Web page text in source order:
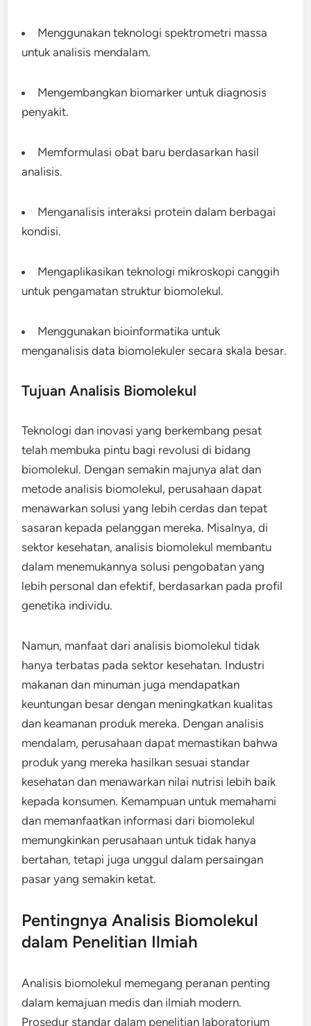
Menggunakan teknologi spektrometri massa
untuk analisis mendalam.
Mengembangkan biomarker untuk diagnosis
penyakit.
Memformulasi obat baru berdasarkan hasil
analisis.
Menganalisis interaksi protein dalam berbagai
kondisi.
Mengaplikasikan teknologi mikroskopi canggih
untuk pengamatan struktur biomolekul.
Menggunakan bioinformatika untuk
menganalisis data biomolekuler secara skala besar.
Tujuan Analisis Biomolekul
Teknologi dan inovasi yang berkembang pesat
telah membuka pintu bagi revolusi di bidang
biomolekul. Dengan semakin majunya alat dan
metode analisis biomolekul, perusahaan dapat
menawarkan solusi yang lebih cerdas dan tepat
sasaran kepada pelanggan mereka. Misalnya, di
sektor kesehatan, analisis biomolekul membantu
dalam menemukannya solusi pengobatan yang
lebih personal dan efektif, berdasarkan pada profil
genetika individu.
Namun, manfaat dari analisis biomolekul tidak
hanya terbatas pada sektor kesehatan. Industri
makanan dan minuman juga mendapatkan
keuntungan besar dengan meningkatkan kualitas
dan keamanan produk mereka. Dengan analisis
mendalam, perusahaan dapat memastikan bahwa
produk yang mereka hasilkan sesuai standar
kesehatan dan menawarkan nilai nutrisi lebih baik
kepada konsumen. Kemampuan untuk memahami
dan memanfaatkan informasi dari biomolekul
memungkinkan perusahaan untuk tidak hanya
bertahan, tetapi juga unggul dalam persaingan
pasar yang semakin ketat.
Pentingnya Analisis Biomolekul
dalam Penelitian Ilmiah
Analisis biomolekul memegang peranan penting
dalam kemajuan medis dan ilmiah modern.
Prosedur standar dalam penelitian laboratorium